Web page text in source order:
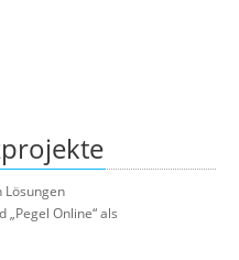
Lösungen
Online“ als